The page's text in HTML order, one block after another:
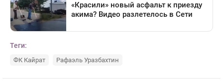
Теги:
ФК Кайрат Рафаэль Уразбахтин